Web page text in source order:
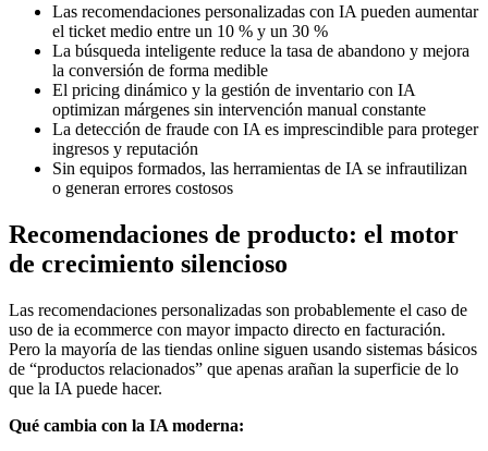
Las recomendaciones personalizadas con IA pueden aumentar
el ticket medio entre un 10 % y un 30 %
La búsqueda inteligente reduce la tasa de abandono y mejora
la conversión de forma medible
El pricing dinámico y la gestión de inventario con IA
optimizan márgenes sin intervención manual constante
La detección de fraude con IA es imprescindible para proteger
ingresos y reputación
Sin equipos formados, las herramientas de IA se infrautilizan
o generan errores costosos
Recomendaciones de producto: el motor
de crecimiento silencioso
Las recomendaciones personalizadas son probablemente el caso de
uso de ia ecommerce con mayor impacto directo en facturación.
Pero la mayoría de las tiendas online siguen usando sistemas básicos
de “productos relacionados” que apenas arañan la superficie de lo
que la IA puede hacer.
Qué cambia con la IA moderna: